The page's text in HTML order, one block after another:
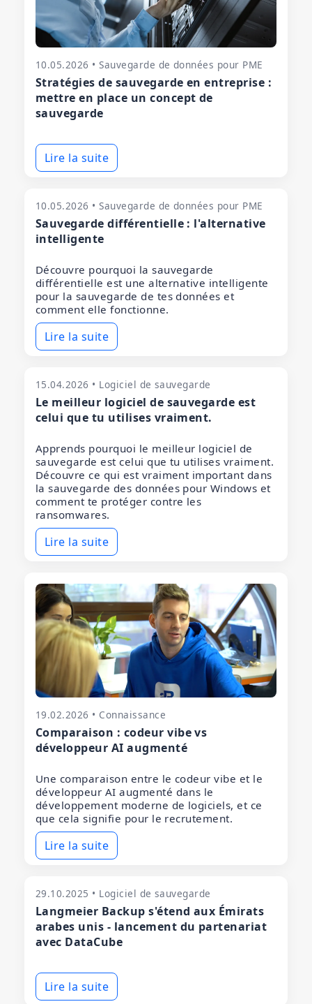
10.05.2026 • Sauvegarde de données pour PME
Stratégies de sauvegarde en entreprise :
mettre en place un concept de
sauvegarde
Lire la suite
10.05.2026 • Sauvegarde de données pour PME
Sauvegarde différentielle : l'alternative
intelligente
Découvre pourquoi la sauvegarde
différentielle est une alternative intelligente
pour la sauvegarde de tes données et
comment elle fonctionne.
Lire la suite
15.04.2026 • Logiciel de sauvegarde
Le meilleur logiciel de sauvegarde est
celui que tu utilises vraiment.
Apprends pourquoi le meilleur logiciel de
sauvegarde est celui que tu utilises vraiment.
Découvre ce qui est vraiment important dans
la sauvegarde des données pour Windows et
comment te protéger contre les
ransomwares.
Lire la suite
19.02.2026 • Connaissance
Comparaison : codeur vibe vs
développeur AI augmenté
Une comparaison entre le codeur vibe et le
développeur AI augmenté dans le
développement moderne de logiciels, et ce
que cela signifie pour le recrutement.
Lire la suite
29.10.2025 • Logiciel de sauvegarde
Langmeier Backup s'étend aux Émirats
arabes unis - lancement du partenariat
avec DataCube
Lire la suite